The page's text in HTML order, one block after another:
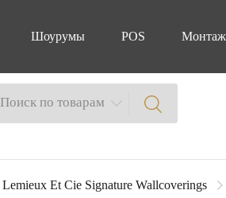
Шоурумы POS Монтаж
Поиск по товарам
Lemieux Et Cie Signature Wallcoverings